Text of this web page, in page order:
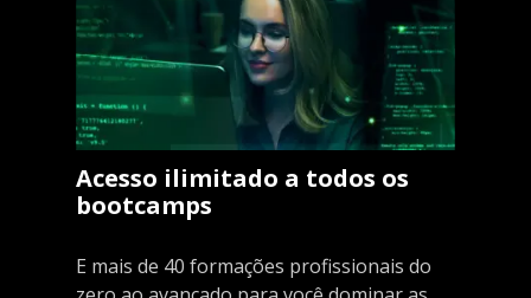
Acesso ilimitado a todos os
bootcamps
E mais de 40 formações profissionais do